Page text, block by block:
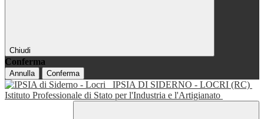
Chiudi
Conferma
Annulla Conferma
IPSIA DI SIDERNO - LOCRI (RC)
Istituto Professionale di Stato per l'Industria e l'Artigianato